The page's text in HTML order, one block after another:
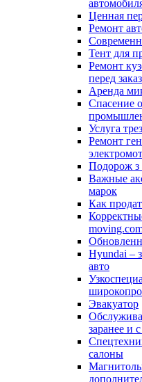
Ценная
Ремонт
Тент для
Ремонт
перед
Аренда
Спасение
Услуга
Ремонт
Подорож з
Важные
марок
Как
Hyundai –
авто
Эвакуатор
заранее и
салоны